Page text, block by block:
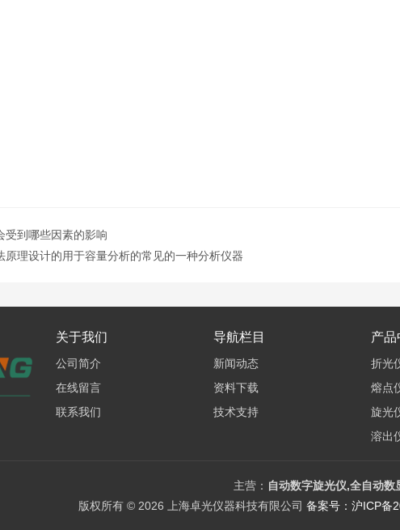
受到哪些因素的影响
原理设计的用于容量分析的常见的一种分析仪器
关于我们
公司简介
在线留言
联系我们
导航栏目
新闻动态
资料下载
技术支持
产品
折光
熔点
旋光
溶出
差示
紫外/
主营： 自动数字旋光仪,全自动数
版权所有 © 2026 上海卓光仪器科技有限公司 备案号：沪ICP备